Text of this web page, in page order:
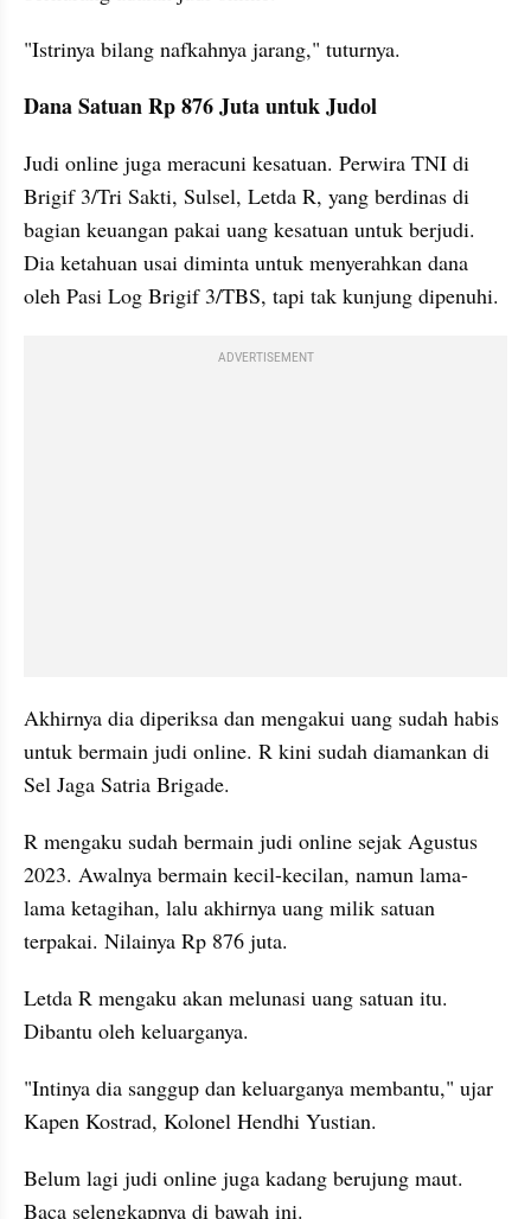
"Istrinya bilang nafkahnya jarang," tuturnya.
Dana Satuan Rp 876 Juta untuk Judol
Judi online juga meracuni kesatuan. Perwira TNI di
Brigif 3/Tri Sakti, Sulsel, Letda R, yang berdinas di
bagian keuangan pakai uang kesatuan untuk berjudi.
Dia ketahuan usai diminta untuk menyerahkan dana
oleh Pasi Log Brigif 3/TBS, tapi tak kunjung dipenuhi.
ADVERTISEMENT
Akhirnya dia diperiksa dan mengakui uang sudah habis
untuk bermain judi online. R kini sudah diamankan di
Sel Jaga Satria Brigade.
R mengaku sudah bermain judi online sejak Agustus
2023. Awalnya bermain kecil-kecilan, namun lama-
lama ketagihan, lalu akhirnya uang milik satuan
terpakai. Nilainya Rp 876 juta.
Letda R mengaku akan melunasi uang satuan itu.
Dibantu oleh keluarganya.
"Intinya dia sanggup dan keluarganya membantu," ujar
Kapen Kostrad, Kolonel Hendhi Yustian.
Belum lagi judi online juga kadang berujung maut.
Baca selengkapnya di bawah ini.